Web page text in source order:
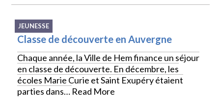
JEUNESSE
Classe de découverte en Auvergne
Chaque année, la Ville de Hem finance un séjour
en classe de découverte. En décembre, les
écoles Marie Curie et Saint Exupéry étaient
parties dans… Read More